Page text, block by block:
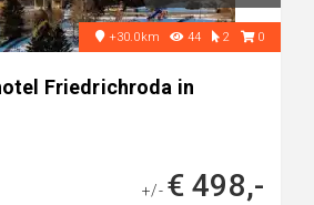
+30.0km 44 2 0
Friedrichroda in
+/- € 498,-